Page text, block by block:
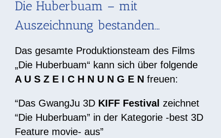
Die Huberbuam – mit
Auszeichnung bestanden…
Das gesamte Produktionsteam des Films
„Die Huberbuam“ kann sich über folgende
A U S Z E I C H N U N G E N freuen:
“Das GwangJu 3D KIFF Festival zeichnet
“Die Huberbuam” in der Kategorie -best 3D
Feature movie- aus”